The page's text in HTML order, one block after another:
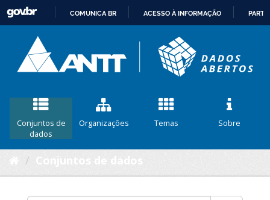
CONTEÚDO
COMUNICA BR ACESSO À INFORMAÇÃO
Conjuntos de
dados
Organizações Temas Sobre